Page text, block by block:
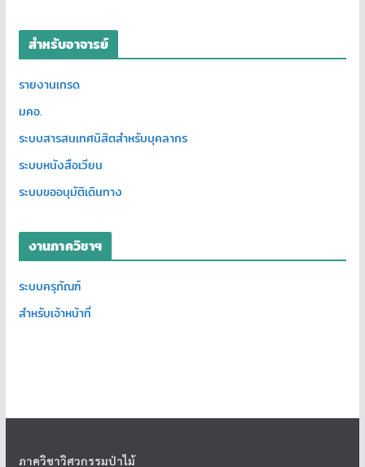
สำหรับอาจารย์
รายงานเกรด
มคอ.
ระบบสารสนเทศนิสิตสำหรับบุคลากร
ระบบหนังสือเวียน
ระบบขออนุมัติเดินทาง
งานภาควิชาฯ
ระบบครุภัณฑ์
สำหรับเจ้าหน้าที่
ภาควิชาวิศวกรรมป่าไม้